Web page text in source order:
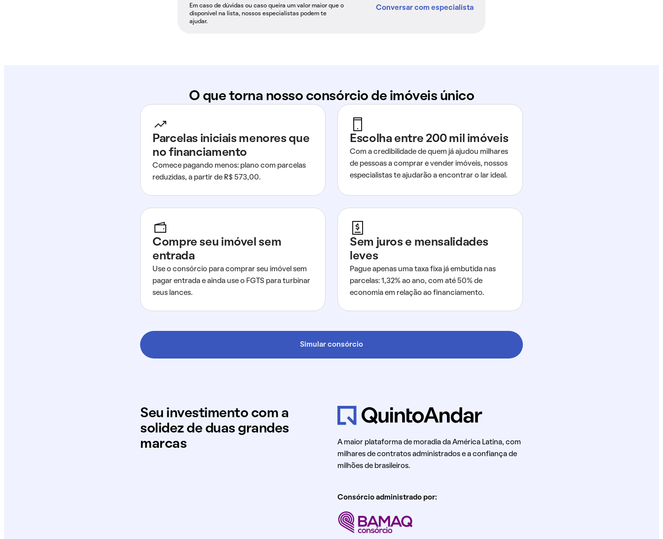
Em caso de dúvidas ou caso queira um valor maior que o
disponível na lista, nossos especialistas podem te
ajudar.
Conversar com especialista
O que torna nosso consórcio de imóveis único
Parcelas iniciais menores que
no financiamento
Comece pagando menos: plano com parcelas
reduzidas, a partir de R$ 573,00.
Escolha entre 200 mil imóveis
Com a credibilidade de quem já ajudou milhares
de pessoas a comprar e vender imóveis, nossos
especialistas te ajudarão a encontrar o lar ideal.
Compre seu imóvel sem
entrada
Use o consórcio para comprar seu imóvel sem
pagar entrada e ainda use o FGTS para turbinar
seus lances.
Sem juros e mensalidades
leves
Pague apenas uma taxa fixa já embutida nas
parcelas: 1,32% ao ano, com até 50% de
economia em relação ao financiamento.
Simular consórcio
Seu investimento com a
solidez de duas grandes
marcas
A maior plataforma de moradia da América Latina, com
milhares de contratos administrados e a confiança de
milhões de brasileiros.
Consórcio administrado por: